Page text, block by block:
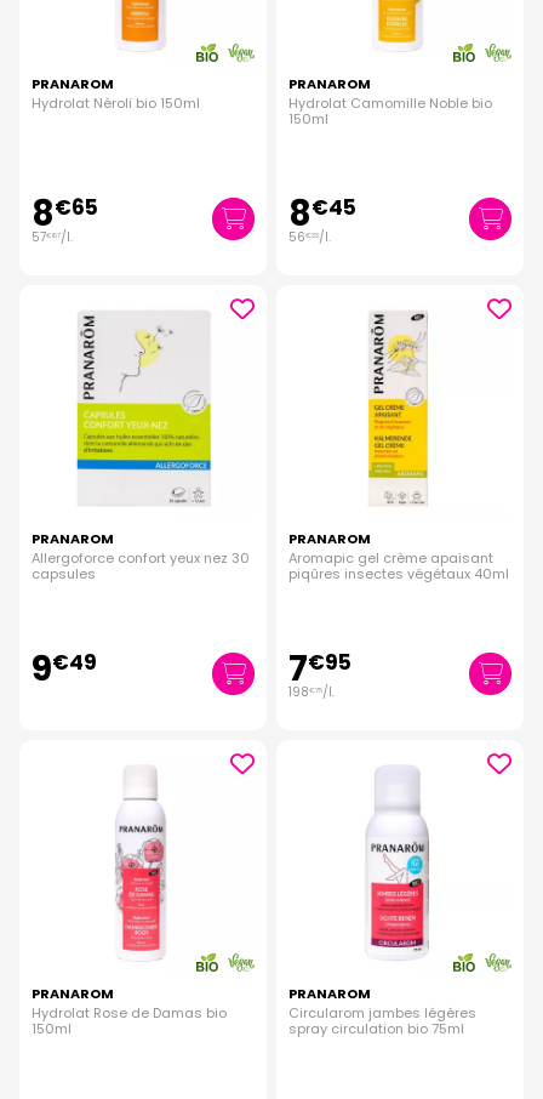
PRANAROM
Hydrolat Néroli bio 150ml
8€65
57€67/l.
PRANAROM
Hydrolat Camomille Noble bio
150ml
8€45
56€33/l.
PRANAROM
Allergoforce confort yeux nez 30
capsules
9€49
PRANAROM
Aromapic gel crème apaisant
piqûres insectes végétaux 40ml
7€95
198€75/l.
PRANAROM
Hydrolat Rose de Damas bio
150ml
PRANAROM
Circularom jambes légères
spray circulation bio 75ml